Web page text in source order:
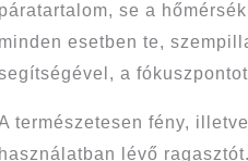
páratartalom, se a
minden esetben te,
a
természetesen fény,
használatban lévő